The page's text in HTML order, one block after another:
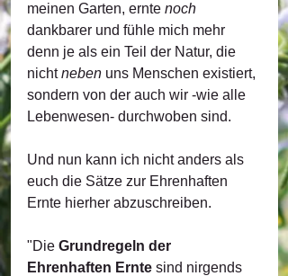
meinen Garten, ernte noch
dankbarer und fühle mich mehr
denn je als ein Teil der Natur, die
nicht neben uns Menschen existiert,
sondern von der auch wir -wie alle
Lebenwesen- durchwoben sind.
Und nun kann ich nicht anders als
euch die Sätze zur Ehrenhaften
Ernte hierher abzuschreiben.
"Die Grundregeln der
Ehrenhaften Ernte sind nirgends